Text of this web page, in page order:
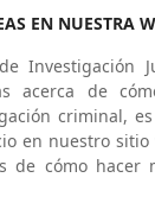
EN NUESTRA
Investigación
acerca de
criminal,
en nuestro
de cómo hacer